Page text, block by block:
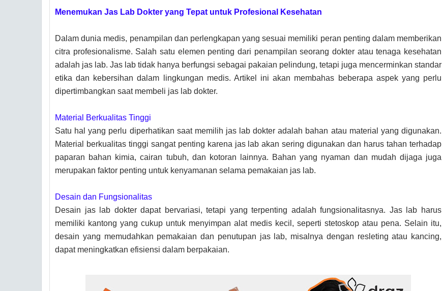
Menemukan Jas Lab Dokter yang Tepat untuk Profesional Kesehatan
Dalam dunia medis, penampilan dan perlengkapan yang sesuai memiliki peran penting dalam memberikan
citra profesionalisme. Salah satu elemen penting dari penampilan seorang dokter atau tenaga kesehatan
adalah jas lab. Jas lab tidak hanya berfungsi sebagai pakaian pelindung, tetapi juga mencerminkan standar
etika dan kebersihan dalam lingkungan medis. Artikel ini akan membahas beberapa aspek yang perlu
dipertimbangkan saat membeli jas lab dokter.
Material Berkualitas Tinggi
Satu hal yang perlu diperhatikan saat memilih jas lab dokter adalah bahan atau material yang digunakan.
Material berkualitas tinggi sangat penting karena jas lab akan sering digunakan dan harus tahan terhadap
paparan bahan kimia, cairan tubuh, dan kotoran lainnya. Bahan yang nyaman dan mudah dijaga juga
merupakan faktor penting untuk kenyamanan selama pemakaian jas lab.
Desain dan Fungsionalitas
Desain jas lab dokter dapat bervariasi, tetapi yang terpenting adalah fungsionalitasnya. Jas lab harus
memiliki kantong yang cukup untuk menyimpan alat medis kecil, seperti stetoskop atau pena. Selain itu,
desain yang memudahkan pemakaian dan penutupan jas lab, misalnya dengan resleting atau kancing,
dapat meningkatkan efisiensi dalam berpakaian.